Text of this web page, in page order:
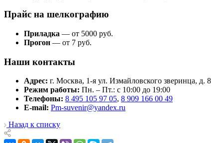
Прайс на шелкографию
Приладка — от 5000 руб.
Прогон — от 7 руб.
Наши контакты
Адрес: г. Москва, 1-я ул. Измайловского зверинца, д. 8
Режим работы: Пн. – Пт.: с 10:00 до 19:00
Телефоны: 8 495 105 97 05, 8 909 166 00 49
E-mail: Pm-suvenir@yandex.ru
Назад к списку